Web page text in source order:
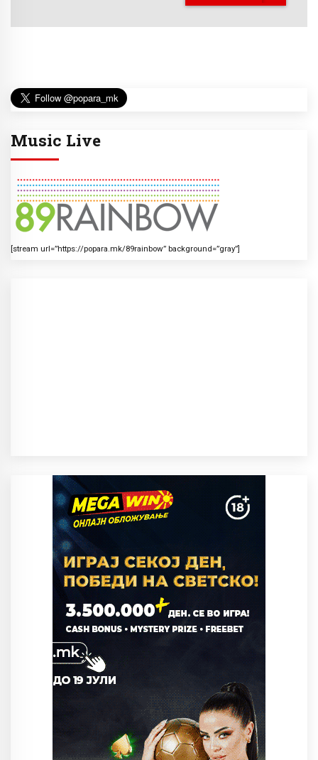
Music Live
[stream url=”https://popara.mk/89rainbow” background=”gray”]